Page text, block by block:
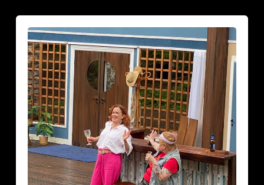
Ranskalainen
pyjama
naurattaa
kyyneliin
Krapin
kesäteatterissa
(VAROITUS,
ON
TIETTY
SINKKURYHMÄ